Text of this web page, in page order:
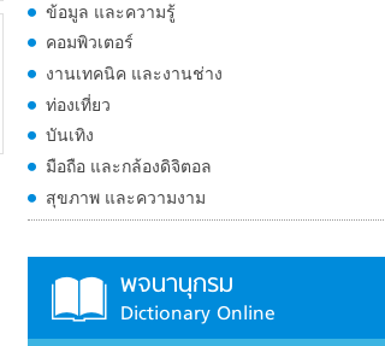
ข้อมูล และความรู้
คอมพิวเตอร์
งานเทคนิค และงานช่าง
ท่องเที่ยว
บันเทิง
มือถือ และกล้องดิจิตอล
สุขภาพ และความงาม
พจนานุกรม
Dictionary Online